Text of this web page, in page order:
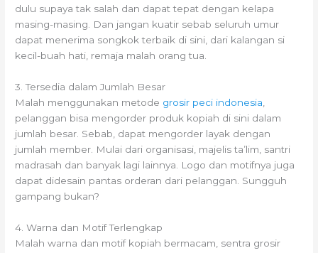
dulu supaya tak salah dan dapat tepat dengan kelapa
masing-masing. Dan jangan kuatir sebab seluruh umur
dapat menerima songkok terbaik di sini, dari kalangan si
kecil-buah hati, remaja malah orang tua.
3. Tersedia dalam Jumlah Besar
Malah menggunakan metode grosir peci indonesia
pelanggan bisa mengorder produk kopiah di sini dalam
jumlah besar. Sebab, dapat mengorder layak dengan
jumlah member. Mulai dari organisasi, majelis ta’lim, santri
madrasah dan banyak lagi lainnya. Logo dan motifnya juga
dapat didesain pantas orderan dari pelanggan. Sungguh
gampang bukan?
4. Warna dan Motif Terlengkap
Malah warna dan motif kopiah bermacam, sentra grosir